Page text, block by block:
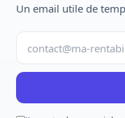
Un email utile de